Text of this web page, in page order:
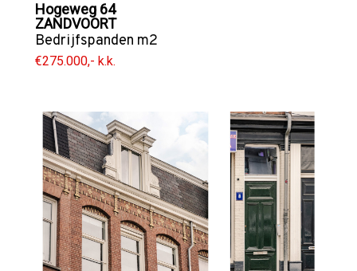
Hogeweg 64
ZANDVOORT
Bedrijfspanden m2
€275.000,- k.k.